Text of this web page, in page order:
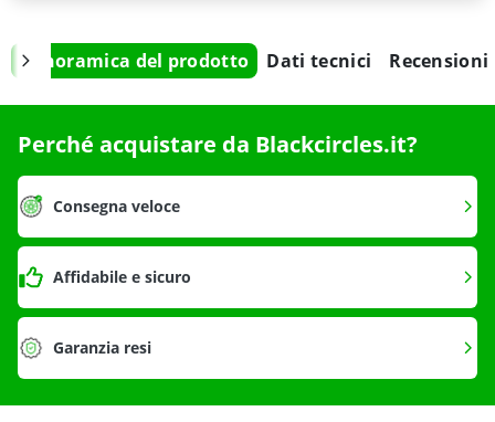
Panoramica del prodotto Dati tecnici Recensioni
Perché acquistare da Blackcircles.it?
Consegna veloce
Affidabile e sicuro
Garanzia resi